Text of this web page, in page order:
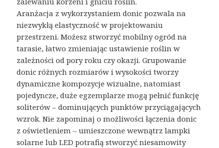
Aranżacja z wykorzystaniem donic pozwala na
niezwykłą elastyczność w projektowaniu
przestrzeni. Możesz stworzyć mobilny ogród na
tarasie, łatwo zmieniając ustawienie roślin w
zależności od pory roku czy okazji. Grupowanie
donic różnych rozmiarów i wysokości tworzy
dynamiczne kompozycje wizualne, natomiast
pojedyncze, duże egzemplarze mogą pełnić funkcję
soliterów – dominujących punktów przyciągających
wzrok. Nie zapominaj o możliwości łączenia donic
z oświetleniem – umieszczone wewnątrz lampki
solarne lub LED potrafią stworzyć niesamowity